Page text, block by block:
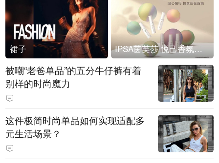
裙子 IPSA茵芙莎 悦己香氛凝露上市
被嘲“老爸单品”的五分牛仔裤有着
别样的时尚魔力
这件极简时尚单品如何实现适配多
元生活场景？